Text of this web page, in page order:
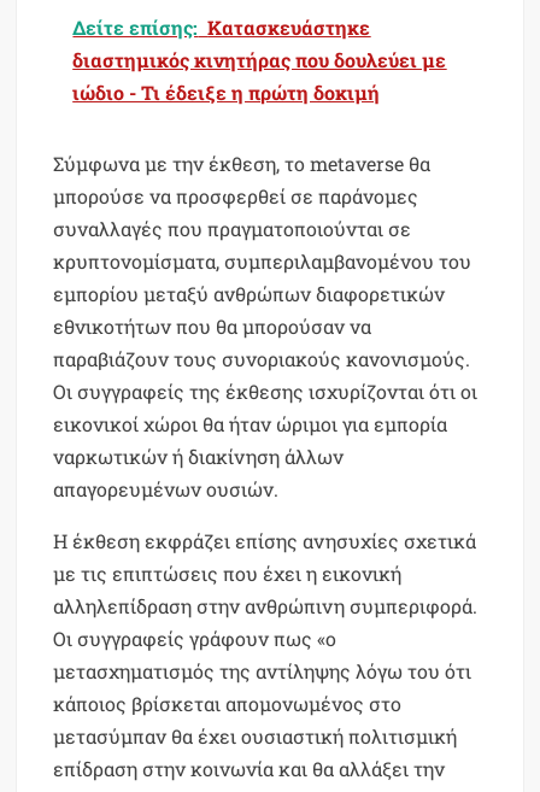
Δείτε επίσης: Κατασκευάστηκε
διαστημικός κινητήρας που δουλεύει με
ιώδιο - Τι έδειξε η πρώτη δοκιμή
Σύμφωνα με την έκθεση, το metaverse θα
μπορούσε να προσφερθεί σε παράνομες
συναλλαγές που πραγματοποιούνται σε
κρυπτονομίσματα, συμπεριλαμβανομένου του
εμπορίου μεταξύ ανθρώπων διαφορετικών
εθνικοτήτων που θα μπορούσαν να
παραβιάζουν τους συνοριακούς κανονισμούς.
Οι συγγραφείς της έκθεσης ισχυρίζονται ότι οι
εικονικοί χώροι θα ήταν ώριμοι για εμπορία
ναρκωτικών ή διακίνηση άλλων
απαγορευμένων ουσιών.
Η έκθεση εκφράζει επίσης ανησυχίες σχετικά
με τις επιπτώσεις που έχει η εικονική
αλληλεπίδραση στην ανθρώπινη συμπεριφορά.
Οι συγγραφείς γράφουν πως «ο
μετασχηματισμός της αντίληψης λόγω του ότι
κάποιος βρίσκεται απομονωμένος στο
μετασύμπαν θα έχει ουσιαστική πολιτισμική
επίδραση στην κοινωνία και θα αλλάξει την